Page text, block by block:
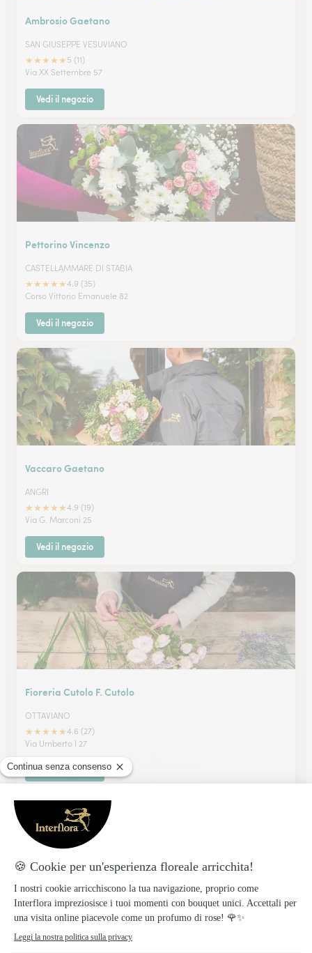
Ambrosio Gaetano
SAN GIUSEPPE VESUVIANO
★★★★★ 5 (11)
Via XX Settembre 57
Vedi il negozio
Pettorino Vincenzo
CASTELLAMMARE DI STABIA
★★★★★4.9 (35)
Corso Vittorio Emanuele 82
Vedi il negozio
Vaccaro Gaetano
ANGRI
★★★★★4.9 (19)
Via G. Marconi 25
Vedi il negozio
Fioreria Cutolo F. Cutolo
OTTAVIANO
★★★★★4.6 (27)
Via Umberto I 27
Vedi il negozio
Russo Vincenzo
TORRE DEL GRECO